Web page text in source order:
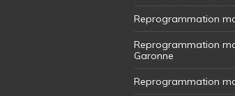
Reprogrammation
Reprogrammation
Garonne
Reprogrammation